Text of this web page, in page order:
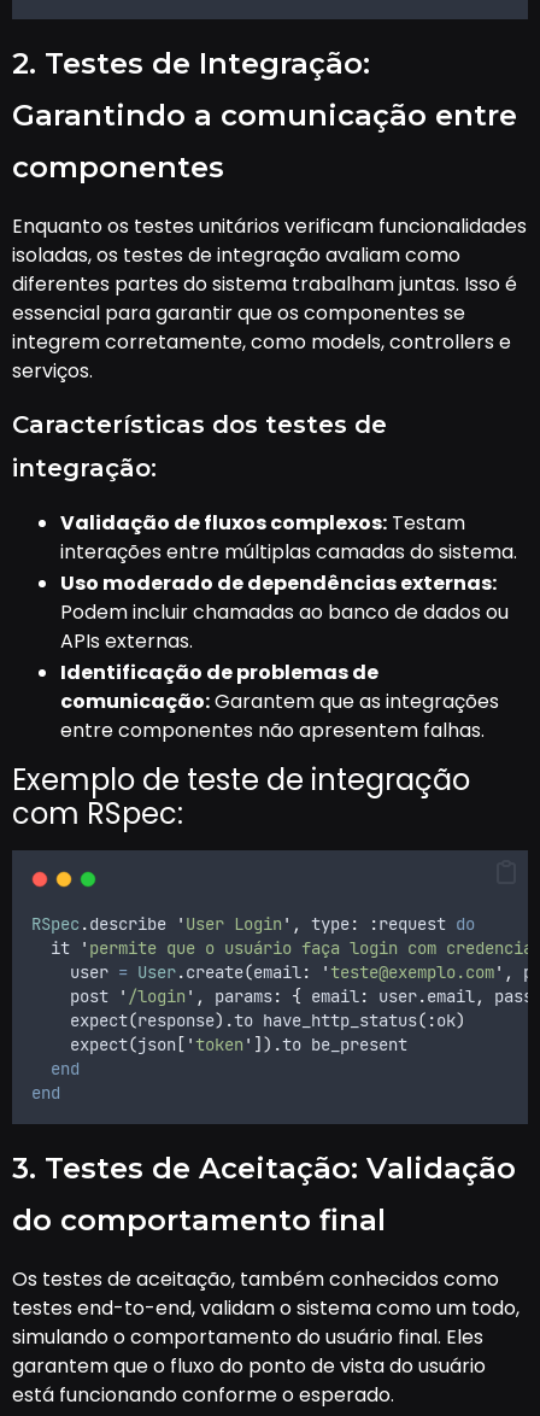
2. Testes de Integração:
Garantindo a comunicação entre
componentes
Enquanto os testes unitários verificam funcionalidades
isoladas, os testes de integração avaliam como
diferentes partes do sistema trabalham juntas. Isso é
essencial para garantir que os componentes se
integrem corretamente, como models, controllers e
serviços.
Características dos testes de
integração:
Validação de fluxos complexos: Testam
interações entre múltiplas camadas do sistema.
Uso moderado de dependências externas:
Podem incluir chamadas ao banco de dados ou
APIs externas.
Identificação de problemas de
comunicação:Garantem que as integrações
entre componentes não apresentem falhas.
Exemplo de teste de integração
com RSpec:
RSpec .describe ' User Login ' , type: :request do
  it
' permite que o usuário faça login com
    user
= User.create(email: 'teste@exemplo.com' ,
    post
' /login ' , params: { email: user.email,
    expect
(response).to have_http_status(:ok)
    expect
(json [ 'token ' ]).to be_present
end
end
3. Testes de Aceitação: Validação
do comportamento final
Os testes de aceitação, também conhecidos como
testes end-to-end, validam o sistema como um todo,
simulando o comportamento do usuário final. Eles
garantem que o fluxo do ponto de vista do usuário
está funcionando conforme o esperado.